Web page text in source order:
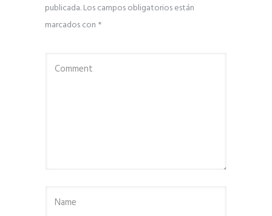
publicada.Los campos obligatorios están
marcados con *